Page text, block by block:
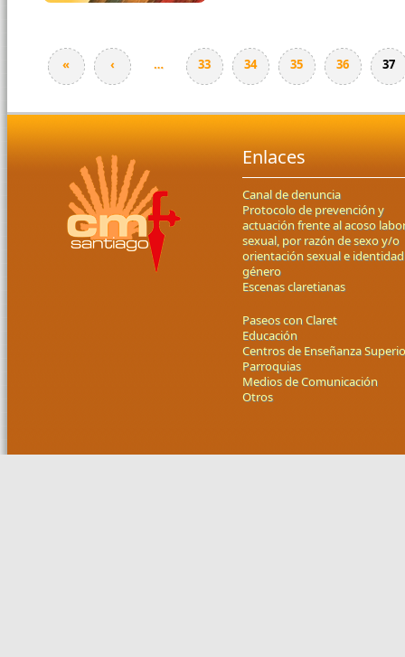
Páginas
« ‹ … 33 34 35 36 37
Enlaces
Canal de denuncia
Protocolo de prevención y
actuación frente al acoso
sexual, por razón de sexo y/o
orientación sexual e
género
Escenas claretianas
Paseos con Claret
Educación
Centros de Enseñanza
Parroquias
Medios de Comunicación
Otros